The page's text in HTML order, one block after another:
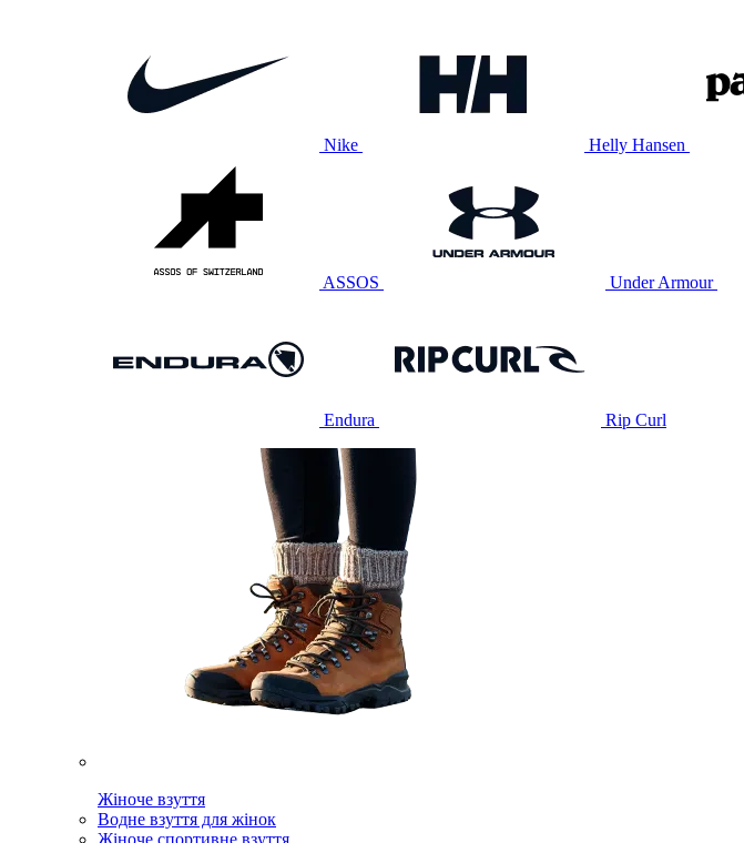
Nike Helly Hansen
ASSOS Under Armour
Endura Rip Curl
Жіноче взуття
Водне взуття для жінок
Жіноче спортивне взуття